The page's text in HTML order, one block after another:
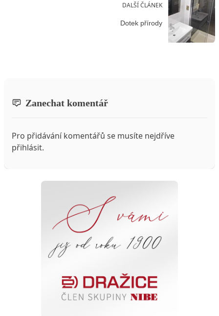
DALŠÍ ČLÁNEK
Dotek přírody
Zanechat komentář
Pro přidávání komentářů se musíte nejdříve
přihlásit.